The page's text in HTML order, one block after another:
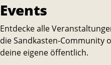
Events
Entdecke alle
die Sandkasten-Community
deine eigene öffentlich.